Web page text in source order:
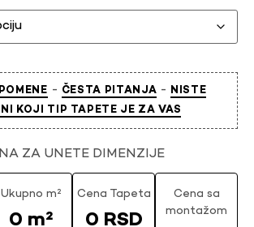
- ČESTA PITANJA -
NISTE
KOJI TIP TAPETE JE ZA VAS
ZA UNETE DIMENZIJE
Ukupno m²
0 m²
Cena Tapeta
0 RSD
Cena sa
montažom